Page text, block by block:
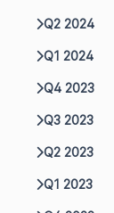
Q2 2024
Q1 2024
Q4 2023
Q3 2023
Q2 2023
Q1 2023